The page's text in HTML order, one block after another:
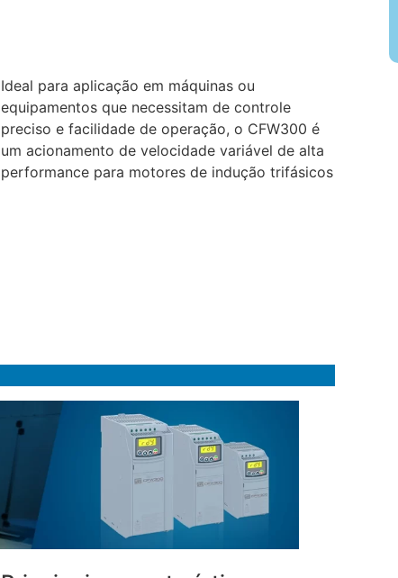
Ideal para aplicação em máquinas ou
equipamentos que necessitam de controle
preciso e facilidade de operação, o CFW300 é
um acionamento de velocidade variável de alta
performance para motores de indução trifásicos